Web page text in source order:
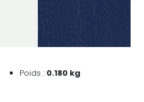
Poids : 0.180 kg